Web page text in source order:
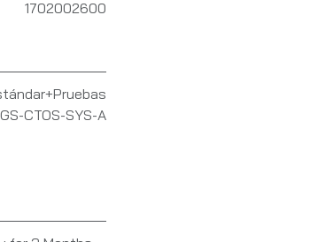
1702002600
CTOS-SYS-A